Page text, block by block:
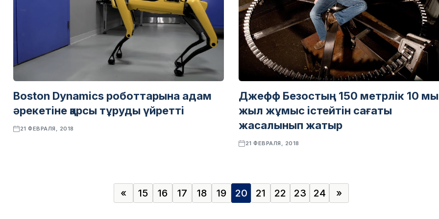
Boston Dynamics роботтарына адам
әрекетіне қарсы тұруды үйретті
21 ФЕВРАЛЯ, 2018
Джефф Безостың 150 метрлік 10
жыл жұмыс істейтін сағаты
жасалынып жатыр
21 ФЕВРАЛЯ, 2018
« 15 16 17 18 19 20 21 22 23 24 »